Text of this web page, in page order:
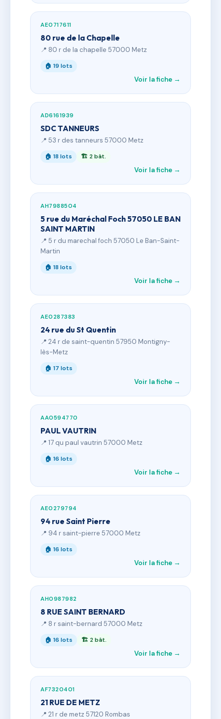
AE0717611
80 rue de la Chapelle
📍 80 r de la chapelle 57000 Metz
🏠 19 lots
Voir la fiche →
AD6161939
SDC TANNEURS
📍 53 r des tanneurs 57000 Metz
🏠 18 lots 🏗 2 bât.
Voir la fiche →
AH7988504
5 rue du Maréchal Foch 57050 LE BAN
SAINT MARTIN
📍 5 r du marechal foch 57050 Le Ban-Saint-
Martin
🏠 18 lots
Voir la fiche →
AE0287383
24 rue du St Quentin
📍 24 r de saint-quentin 57950 Montigny-
lès-Metz
🏠 17 lots
Voir la fiche →
AA0594770
PAUL VAUTRIN
📍 17 qu paul vautrin 57000 Metz
🏠 16 lots
Voir la fiche →
AE0279794
94 rue Saint Pierre
📍 94 r saint-pierre 57000 Metz
🏠 16 lots
Voir la fiche →
AH0987982
8 RUE SAINT BERNARD
📍 8 r saint-bernard 57000 Metz
🏠 16 lots 🏗 2 bât.
Voir la fiche →
AF7320401
21 RUE DE METZ
📍 21 r de metz 57120 Rombas